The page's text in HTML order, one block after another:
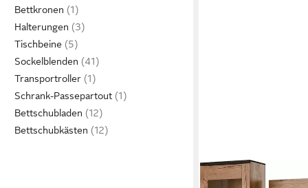
Bettkronen
Halterungen
Tischbeine
Sockelblenden
Transportroller
Schrank-Passepartout
Bettschubladen
Bettschubkästen
OTTO HOME